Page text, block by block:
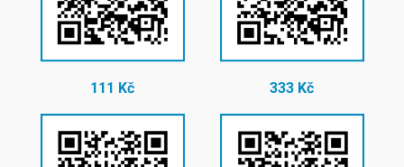
111 Kč 333 Kč